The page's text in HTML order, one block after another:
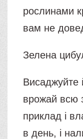
рослинами
вам не
Зелена
Висаджуйте
врожай всю
приклад і
в день, і